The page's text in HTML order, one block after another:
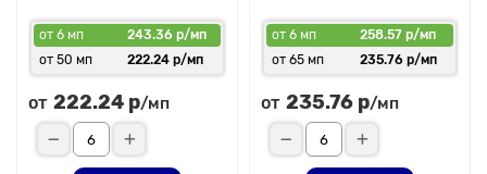
от 6 мп
243.36 р/мп
от 50 мп
222.24 р/мп
от 222.24 р/мп
от 6 мп
258.57 р/мп
от 65 мп
235.76 р/мп
от 235.76 р/мп